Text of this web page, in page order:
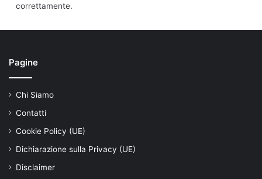
correttamente.
Pagine
Chi Siamo
Contatti
Cookie Policy (UE)
Dichiarazione sulla Privacy (UE)
Disclaimer